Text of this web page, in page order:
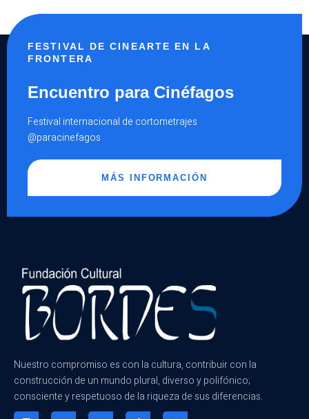
FESTIVAL DE CINEARTE EN LA
FRONTERA
Encuentro para Cinéfagos
Festival internacional de cortometrajes
@paracinefagos
MÁS INFORMACIÓN
Nuestro compromiso es con la cultura, contribuir con la
construcción de un mundo plural, diverso y polifónico;
consciente y respetuoso de la riqueza de sus diferencias.